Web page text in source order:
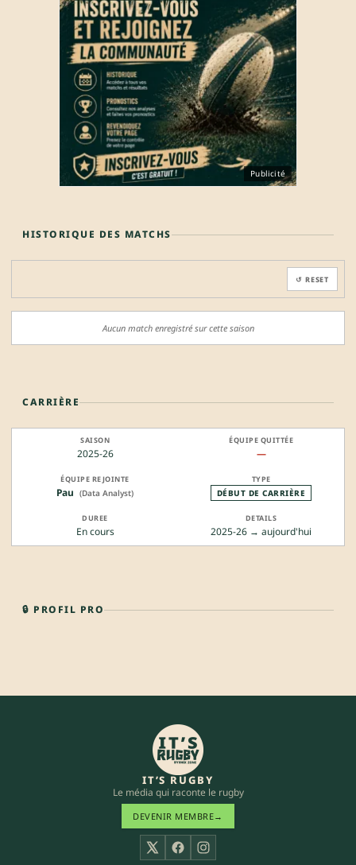
Publicité
HISTORIQUE DES MATCHS
↺ RESET
Aucun match enregistré sur cette saison
CARRIÈRE
2025-26 —
Pau (Data Analyst) DÉBUT DE CARRIÈRE
En cours 2025-26 → aujourd'hui
🔒 PROFIL PRO
IT’S RUGBY
Le média qui raconte le rugby
DEVENIR MEMBRE→
X FacebookInstagram